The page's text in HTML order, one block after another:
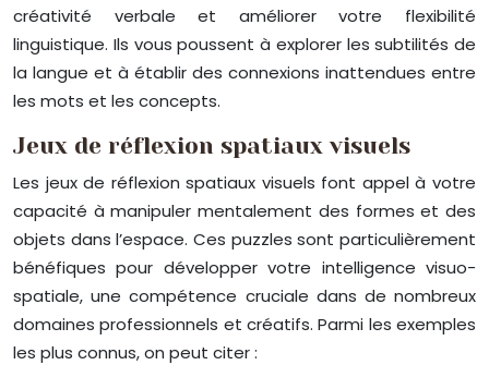
créativité verbale et améliorer votre flexibilité
linguistique. Ils vous poussent à explorer les subtilités de
la langue et à établir des connexions inattendues entre
les mots et les concepts.
Jeux de réflexion spatiaux visuels
Les jeux de réflexion spatiaux visuels font appel à votre
capacité à manipuler mentalement des formes et des
objets dans l’espace. Ces puzzles sont particulièrement
bénéfiques pour développer votre intelligence visuo-
spatiale, une compétence cruciale dans de nombreux
domaines professionnels et créatifs. Parmi les exemples
les plus connus, on peut citer :